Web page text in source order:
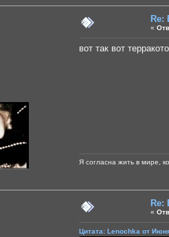
Re:
«
вот так вот
Я согласна жить в мире,
Re:
«
Цитата: Lenochka от